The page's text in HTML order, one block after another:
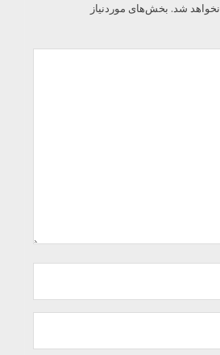
شد. بخش‌های موردنیاز